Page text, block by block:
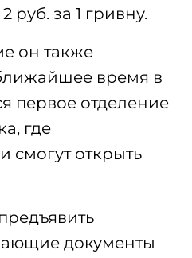
руб. за 1 гривну.
он также
время в
первое отделение
где
смогут открыть
документы